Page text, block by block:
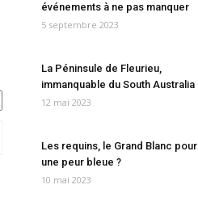
événements à ne pas manquer
5 septembre 2023
La Péninsule de Fleurieu,
immanquable du South Australia
12 mai 2023
Les requins, le Grand Blanc pour
une peur bleue ?
10 mai 2023